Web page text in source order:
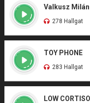
Valkusz Milán
278 Hallgat
TOY PHONE
283 Hallgat
LOW